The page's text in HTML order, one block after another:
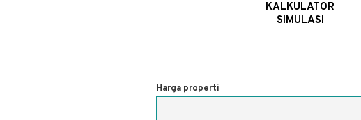
KALKULATOR
SIMULASI
Harga properti